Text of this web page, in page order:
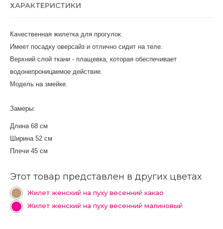
ХАРАКТЕРИСТИКИ
Качественная жилетка для прогулок.
Имеет посадку оверсайз и отлично сидит на теле.
Верхний слой ткани - плащевка, которая обеспечивает
водонепроницаемое действие.
Модель на змейке.
Замеры:
Длина 68 см
Ширина 52 см
Плечи 45 см
Этот товар представлен в других цветах
Жилет женский на пуху весенний какао
Жилет женский на пуху весенний малиновый